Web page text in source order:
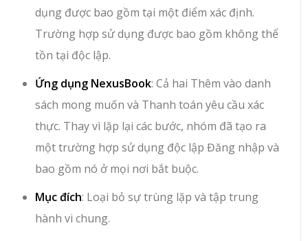
dụng được bao gồm tại một điểm xác định.
Trường hợp sử dụng được bao gồm không thể
tồn tại độc lập.
Ứng dụng NexusBook: Cả hai Thêm vào danh
sách mong muốn và Thanh toán yêu cầu xác
thực. Thay vì lặp lại các bước, nhóm đã tạo ra
một trường hợp sử dụng độc lậpĐăng nhập và
bao gồm nó ở mọi nơi bắt buộc.
Mục đích: Loại bỏ sự trùng lặp và tập trung
hành vi chung.